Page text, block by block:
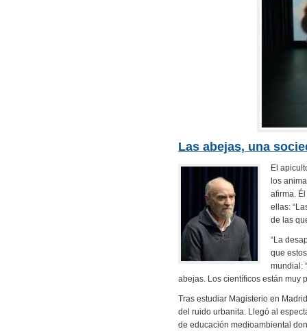
Las abejas, una
El
los
afirma.
ellas:
de las
“La
que
mundial:
abejas. Los científicos están muy
Tras estudiar Magisterio en
del ruido urbanita. Llegó al
de educación medioambiental